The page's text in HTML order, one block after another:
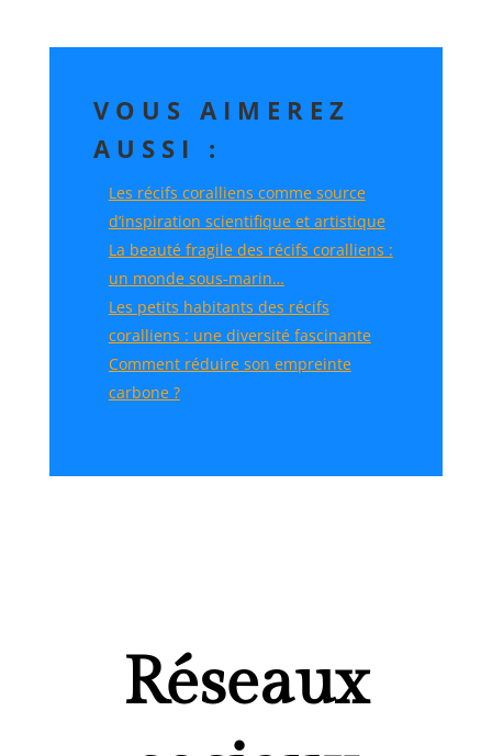
VOUS AIMEREZ
AUSSI :
Les récifs coralliens comme source
d’inspiration scientifique et artistique
La beauté fragile des récifs coralliens :
un monde sous-marin…
Les petits habitants des récifs
coralliens : une diversité fascinante
Comment réduire son empreinte
carbone ?
Réseaux